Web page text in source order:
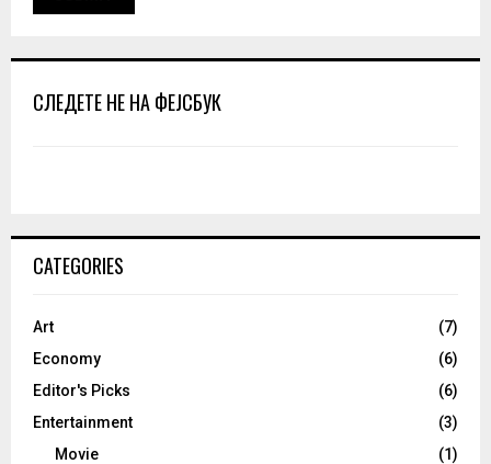
СЛЕДЕТЕ НЕ НА ФЕЈСБУК
CATEGORIES
Art
(7)
Economy
(6)
Editor's Picks
(6)
Entertainment
(3)
Movie
(1)